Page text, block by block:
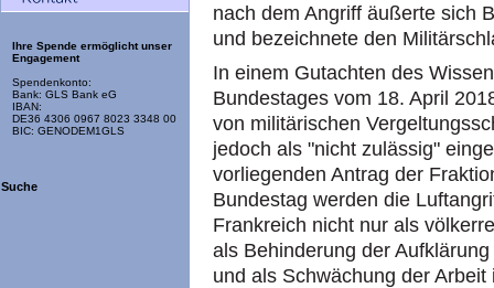
Ihre Spende ermöglicht unser
Engagement
Spendenkonto:
Bank: GLS Bank eG
IBAN:
DE36 4306 0967 8023 3348 00
BIC: GENODEM1GLS
Suche
nach dem Angriff äußerte sich
und bezeichnete den
In einem Gutachten des
Bundestages vom 18. April
von militärischen
jedoch als "nicht zulässig"
vorliegenden Antrag der
Bundestag werden die
Frankreich nicht nur als
als Behinderung der
und als Schwächung der